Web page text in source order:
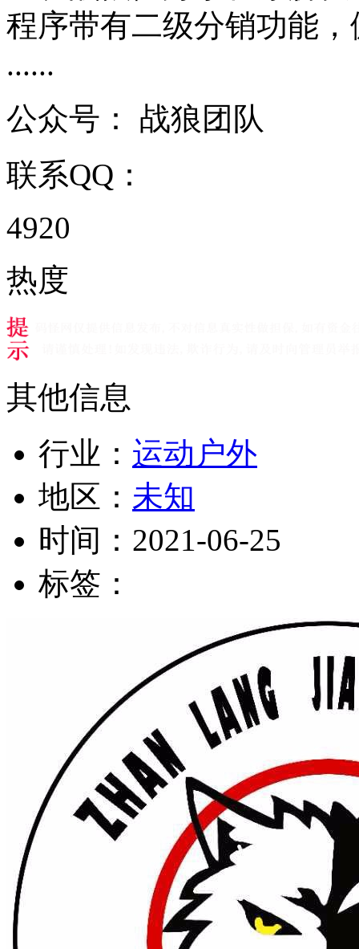
程序带有二级分销功能
......
公众号： 战狼团队
联系QQ：
4920
热度
其他信息
行业： 运动户外
地区： 未知
时间： 2021-06-25
标签：